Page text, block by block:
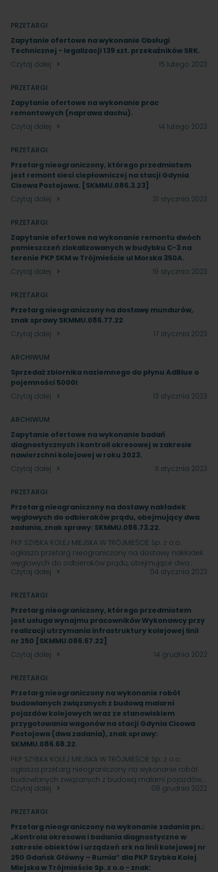
PRZETARGI
Zapytanie ofertowe na wykonanie Obsługi
Technicznej - legalizacji 139 szt. przekaźników SRK.
Czytaj dalej
15 lutego 2023
PRZETARGI
Zapytanie ofertowe na wykonanie prac
remontowych (naprawa dachu).
Czytaj dalej
14 lutego 2023
PRZETARGI
Przetarg nieograniczony, którego przedmiotem
jest remont sieci ciepłowniczej na stacji Gdynia
Cisowa Postojowa. [SKMMU.086.3.23]
Czytaj dalej
31 stycznia 2023
PRZETARGI
Zapytanie ofertowe na wykonanie remontu dwóch
pomieszczeń zlokalizowanych w budybku C-3 na
terenie PKP SKM w Trójmieście ul Morska 350A.
Czytaj dalej
19 stycznia 2023
PRZETARGI
Przetarg nieograniczony na dostawę mundurów,
znak sprawy SKMMU.086.77.22
Czytaj dalej
17 stycznia 2023
ARCHIWUM
Sprzedaż zbiornika naziemnego do płynu AdBlue o
pojemności 5000l
Czytaj dalej
13 stycznia 2023
ARCHIWUM
Zapytanie ofertowe na wykonanie badań
diagnostycznych i kontroli okresowej w zakresie
nawierzchni kolejowej w roku 2023.
Czytaj dalej
11 stycznia 2023
PRZETARGI
Przetarg nieograniczony na dostawy nakładek
węglowych do odbieraków prądu, obejmujący dwa
zadania, znak sprawy: SKMMU.086.73.22.
PKP SZYBKA KOLEJ MIEJSKA W TRÓJMIEŚCIE Sp. z o.o.
ogłasza przetarg nieograniczony na dostawy nakładek
węglowych do odbieraków prądu, obejmujące dwa…
Czytaj dalej
04 stycznia 2023
PRZETARGI
Przetarg nieograniczony, którego przedmiotem
jest usługa wynajmu pracowników Wykonawcy przy
realizacji utrzymania infrastruktury kolejowej linii
nr 250 [SKMMU.086.67.22]
Czytaj dalej
14 grudnia 2022
PRZETARGI
Przetarg nieograniczony na wykonanie robót
budowlanych związanych z budową malarni
pojazdów kolejowych wraz ze stanowiskiem
przygotowania wagonów na stacji Gdynia Cisowa
Postojowa (dwa zadania), znak sprawy:
SKMMU.086.68.22.
PKP SZYBKA KOLEJ MIEJSKA W TRÓJMIEŚCIE Sp. z o.o.
ogłasza przetarg nieograniczony na wykonanie robót
budowlanych związanych z budową malarni pojazdów…
Czytaj dalej
09 grudnia 2022
PRZETARGI
Przetarg nieograniczony na wykonanie zadania pn.:
„Kontrola okresowa i badania diagnostyczne w
zakresie obiektów i urządzeń srk na linii kolejowej nr
250 Gdańsk Główny – Rumia” dla PKP Szybka Kolej
Miejska w Trójmieście Sp. z o.o - znak: